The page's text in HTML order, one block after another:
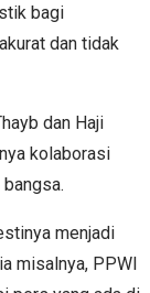
bagi
dan tidak
dan Haji
kolaborasi
menjadi
misalnya, PPWI